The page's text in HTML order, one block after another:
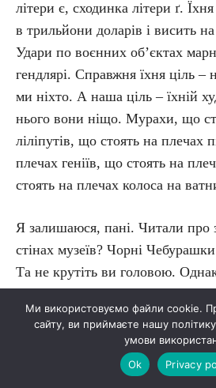
літери є, сходинка літери ґ.
в трильйони доларів і висить на
Удари по воєнних об’єктах
гендлярі. Справжня їхня ціль –
ми ніхто. А наша ціль – їхній
нього вони ніщо. Мурахи, що
ліліпутів, що стоять на плечах
плечах геніїв, що стоять на
стоять на плечах колоса на
Я залишаюся, пані. Читали про
стінах музеїв? Чорні
Та не крутіть ви головою.
побачите. Я зник, але не щез.
пані. Я козак під лавкою.
пальців. Наблизьтесь, розповім
Ми використовуємо файли cookie.
сайту, ви приймаєте нашу політику
умови
Ok
Privacy